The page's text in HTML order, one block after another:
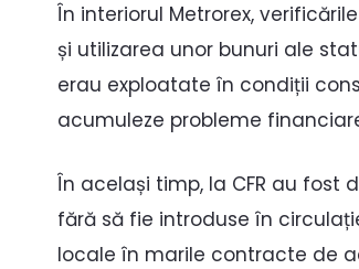
În interiorul Metrorex,
și utilizarea unor bunuri ale
erau exploatate în condiții
acumuleze probleme
În același timp, la CFR au fost
fără să fie introduse în
locale în marile contracte de